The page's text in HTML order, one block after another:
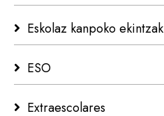
Eskolaz kanpoko ekintzak
ESO
Extraescolares